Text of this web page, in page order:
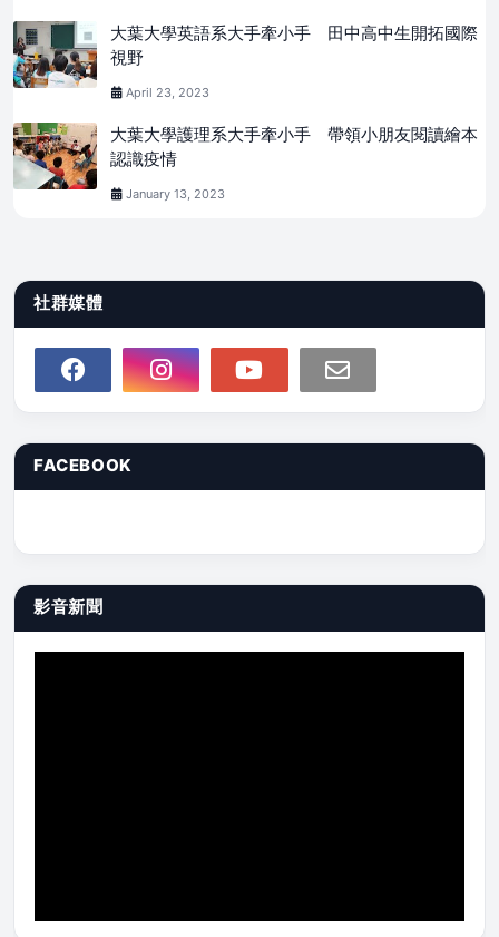
大葉大學英語系大手牽小手 田中高中生開拓國際
視野
April 23, 2023
大葉大學護理系大手牽小手 帶領小朋友閱讀繪本
認識疫情
January 13, 2023
社群媒體
FACEBOOK
影音新聞